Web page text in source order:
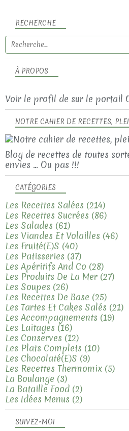
SUIVEZ-MOI
RECHERCHE
NOTRE CAHIER DE RECETTES,
Blog de recettes de toutes
envies ... Ou pas !!!
À PROPOS
Voir le profil de sur le portail
CATÉGORIES
Les Recettes Salées (214)
Les Recettes Sucrées (86)
Les Salades (61)
Les Viandes Et Volailles (46)
Les Fruité(e)s (40)
Les Patisseries (37)
Les Apéritifs And Co (28)
Les Produits De La Mer (27)
Les Soupes (26)
Les Recettes De Base (25)
Les Tartes Et Cakes Salés (21)
Les Accompagnements (19)
Les Laitages (16)
Les Conserves (12)
Les Plats Complets (10)
Les Chocolaté(e)s (9)
Les Recettes Thermomix (5)
La Boulange (3)
La Bataille Food (2)
Les Idées Menus (2)